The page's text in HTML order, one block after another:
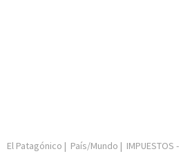
El Patagónico | País/Mundo | IMPUESTOS -